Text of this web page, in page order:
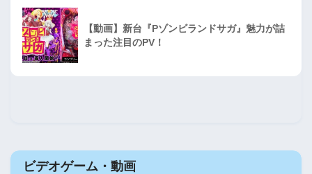
【動画】新台『Pゾンビランドサガ』魅力が詰
まった注目のPV！
ビデオゲーム・動画